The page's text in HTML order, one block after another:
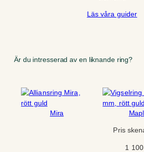
Läs våra guider
Är du intresserad av en liknande ring?
Mira
Pris
1 100